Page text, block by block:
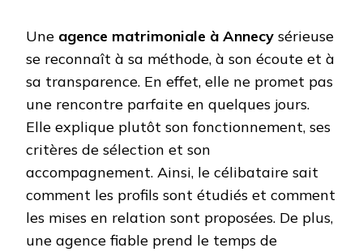
Une agence matrimoniale à Annecy sérieuse
se reconnaît à sa méthode, à son écoute et à
sa transparence. En effet, elle ne promet pas
une rencontre parfaite en quelques jours.
Elle explique plutôt son fonctionnement, ses
critères de sélection et son
accompagnement. Ainsi, le célibataire sait
comment les profils sont étudiés et comment
les mises en relation sont proposées. De plus,
une agence fiable prend le temps de